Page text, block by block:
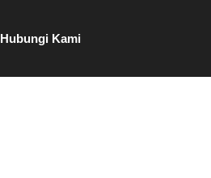
Hubungi Kami